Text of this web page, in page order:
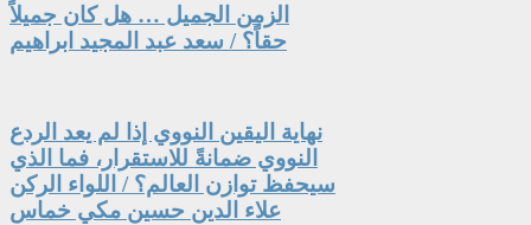
الزمن الجميل … هل كان جميلاً
حقاً؟ / سعد عبد المجيد ابراهيم
نهاية اليقين النووي إذا لم يعد الردع
النووي ضمانةً للاستقرار، فما الذي
سيحفظ توازن العالم؟ / اللواء الركن
علاء الدين حسين مكي خماس